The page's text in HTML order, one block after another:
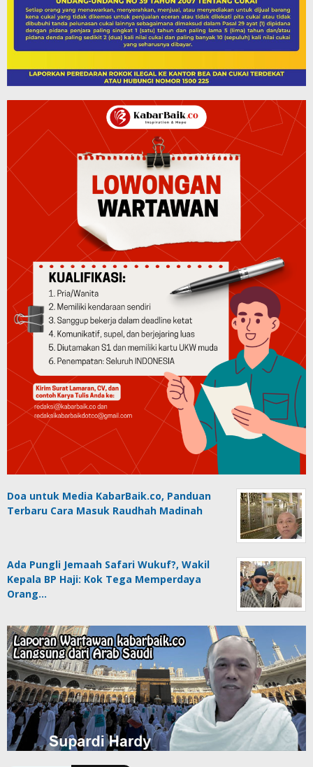
Doa untuk Media KabarBaik.co, Panduan
Terbaru Cara Masuk Raudhah Madinah
Ada Pungli Jemaah Safari Wukuf?, Wakil
Kepala BP Haji: Kok Tega Memperdaya
Orang…